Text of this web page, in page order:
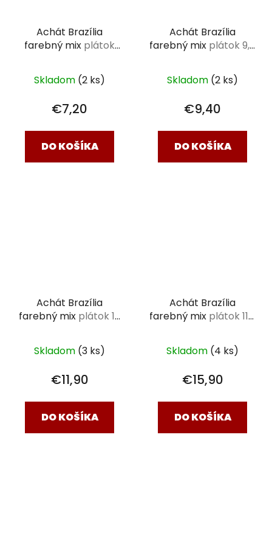
Achát Brazília
farebný mix plátok
Skladom (2 ks)
€7,20
DO KOŠÍKA
Achát Brazília
farebný mix plátok 9,5
Skladom (2 ks)
€9,40
DO KOŠÍKA
Achát Brazília
farebný mix plátok 10
Skladom (3 ks)
€11,90
DO KOŠÍKA
Achát Brazília
farebný mix plátok 11 x
Skladom (4 ks)
€15,90
DO KOŠÍKA